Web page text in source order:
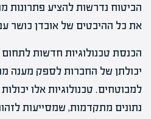
הביטוח נדרשות להציע פתרונות
את כל ההיבטים של אובדן כושר
הכנסת טכנולוגיות חדשות
יכולתן של החברות לספק מענה
למבוטחים. טכנולוגיות אלו
נתונים מתקדמות, שמסייעות